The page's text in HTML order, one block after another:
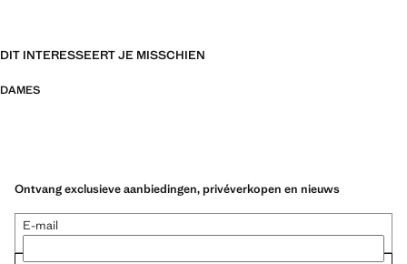
DIT INTERESSEERT JE MISSCHIEN
DAMES
Ontvang exclusieve aanbiedingen, privéverkopen en nieuws
E-mail